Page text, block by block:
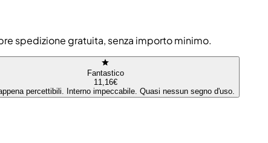
spedizione gratuita, senza importo minimo.
Fantastico
11,16€
percettibili. Interno impeccabile. Quasi nessun segno d'uso.